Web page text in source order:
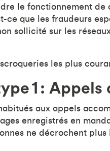
le fonctionnement
ce que les fraudeurs
sollicité sur les
les plus
1 :
aux appels
enregistrés en
ne décrochent